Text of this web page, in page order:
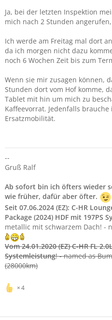
Ja, bei der letzten Inspektion
mich nach 2 Stunden
Ich werde am Freitag mal dort
da ich morgen nicht dazu
noch 6 Wochen Zeit bis zum
Wenn sie mir zusagen können,
Stunden dort vom Hof komme,
Tablet mit hin um mich zu
Kaffeevorrat. Jedenfalls
Ersatzmobilität.
--
Gruß Ralf
Ab sofort bin ich öfters wieder
wie früher, dafür aber öfter.
Seit 07.06.2024 (EZ): C-HR
Package (2024) HDF mit 197PS
metallic mit schwarzem Dach! -
Vom 24.01.2020 (EZ) C-HR FL
Systemleistung! - named as
(28000km)
4